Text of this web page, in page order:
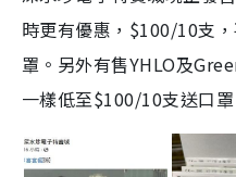
時更有優惠，$100/10支
罩。另外有售YHLO及
一樣低至$100/10支送口罩